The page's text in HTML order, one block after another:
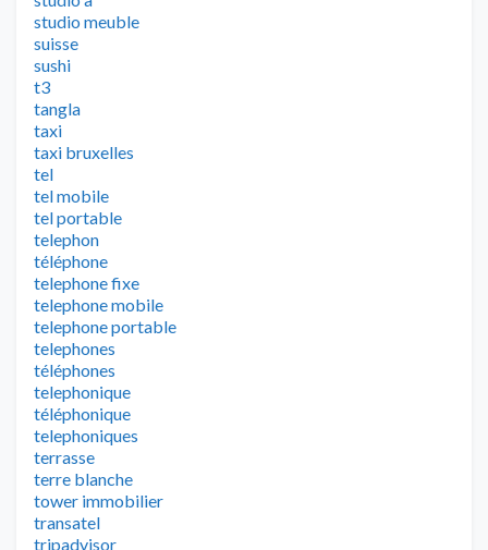
studio meuble
suisse
sushi
t3
tangla
taxi
taxi bruxelles
tel
tel mobile
tel portable
telephon
téléphone
telephone fixe
telephone mobile
telephone portable
telephones
téléphones
telephonique
téléphonique
telephoniques
terrasse
terre blanche
tower immobilier
transatel
tripadvisor